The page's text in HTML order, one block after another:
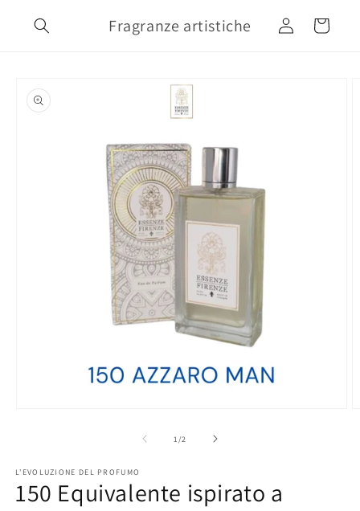
direttamente
ai contenuti
Fragranze artistiche Accedi Carrello
informazioni
sul prodotto
finestra
modale
1 /su2
L'EVOLUZIONE DEL PROFUMO
150 Equivalente ispirato a